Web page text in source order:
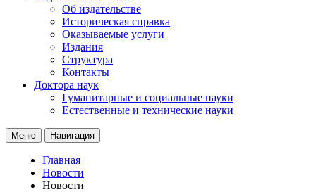
Об издательстве
Историческая справка
Оказываемые услуги
Издания
Структура
Контакты
Доктора наук
Гуманитарные и социальные науки
Естественные и технические науки
Меню Навигация
Главная
Новости
Новости